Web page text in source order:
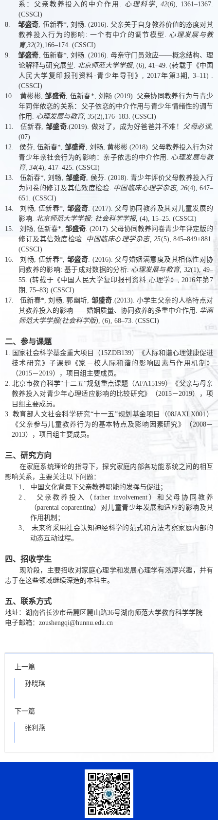
系：父亲教养投入的中介作用 . 心理科学, 42(6), 1361–1367.
(CSSCI)
8.邹盛奇, 伍新春*, 刘畅. (2016). 父亲关于自身教养价值的态度对其
教养投入行为的影响 :一个有中介的调节模型 . 心理发展与教
育,32(2),166–174. (CSSCI)
9.邹盛奇, 伍新春*, 刘畅. (2016).母亲守门员效应——概念结构、理
论解释与研究展望. 北京师范大学学报,(6), 41–49. (转载于《中国
人民大学复印报刊资料 · 青少年导刊》 , 2017年第3期 , 3–11) .
(CSSCI)
10. 黄彬彬,邹盛奇, 伍新春*, 刘畅.(2019). 父亲协同教养行为与青少
年同伴依恋的关系：父子依恋的中介作用与青少年情绪性的调节
作用 . 心理发展与教育, 35(2),176–183. (CSSCI)
11. 伍新春, 邹盛奇.(2019). 做对了，成为好爸爸并不难！ 父母必读,
(07)
12.侯芬,伍新春*,邹盛奇, 刘畅, 黄彬彬.(2018). 父母教养投入行为对
青少年亲社会行为的影响：亲子依恋的中介作用 . 心理发展与教
育, 34(4), 417–425. (CSSCI)
13. 伍新春*,刘畅, 邹盛奇, 侯芬. (2018).青少年评价父母教养投入行
为问卷的修订及其信效度检验. 中国临床心理学杂志, 26(4), 647–
651. (CSSCI)
14.刘畅, 伍新春*, 邹盛奇. (2017). 父母协同教养及其对儿童发展的
影响. 北京师范大学学报: 社会科学学报, (4), 15–25. (CSSCI)
15.刘畅, 伍新春*,邹盛奇. (2017). 父母协同教养问卷青少年评定版的
修订及其信效度检验. 中国临床心理学杂志, 25(5), 845–849+881.
(CSSCI)
16.刘畅, 伍新春*, 邹盛奇. (2016). 父母婚姻满意度及其相似性对协
同教养的影响:基于成对数据的分析. 心理发展与教育, 32(1), 49–
55. (转载于《中国人民大学复印报刊资料· 心理学》 , 2016年第 7
期 , 75–83) (CSSCI)
17. 伍新春*,刘畅,郭幽圻, 邹盛奇.(2013). 小学生父亲的人格特点对
其教养投入的影响——婚姻质量、协同教养的多重中介作用 . 华南
师范大学学报(社会科学版), (6), 68–73. (CSSCI)
二、参与课题
1. 国家社会科学基金重大项目（15ZDB139）《人际和谐心理健康促进
技术研究》子课题《家－校人际和谐的影响因素与作用机制》
（2015－2019），项目组主要成员。
2.北京市教育科学“十二五”规划重点课题（AFA15199）《父亲与母亲
教养投入对青少年心理适应影响的比较研究》（2015－2019），项
目组主要成员。
3. 教育部人文社会科学研究“十一五”规划基金项目（08JAXLX001 ）
《父亲参与儿童教养行为的基本特点及影响因素研究》（2008－
2013），项目组主要成员。
三、研究方向
在家庭系统理论的指导下，探究家庭内部各功能系统之间的相互
影响关系，主要关注以下问题：
1、
中国文化背景下父亲教养职能的发挥与促进；
2、
父亲教养投入（ father involvement）和父母协同教养
（parental coparenting）对儿童青少年发展和适应的影响及其
作用机制；
3、
未来将采用社会认知神经科学的范式和方法考察家庭内部的
动态互动过程。
四、招收学生
现阶段，主要招收对家庭心理学和发展心理学有浓厚兴趣，并有
志于在这些领域继续深造的本科生。
五、联系方式
地址：湖南省长沙市岳麓区麓山路36号湖南师范大学教育科学学院
电子邮箱： zoushengqi@hunnu.edu.cn
上一篇
孙晓琪
下一篇
张利燕